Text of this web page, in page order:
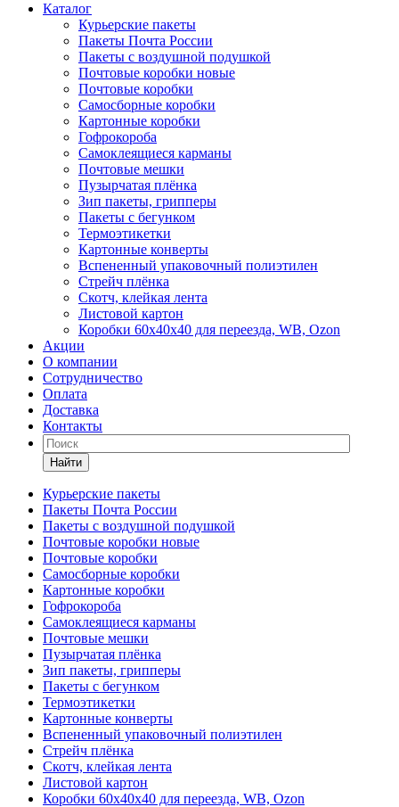
Каталог
Курьерские пакеты
Пакеты Почта России
Пакеты с воздушной подушкой
Почтовые коробки новые
Почтовые коробки
Самосборные коробки
Картонные коробки
Гофрокороба
Самоклеящиеся карманы
Почтовые мешки
Пузырчатая плёнка
Зип пакеты, грипперы
Пакеты с бегунком
Термоэтикетки
Картонные конверты
Вспененный упаковочный полиэтилен
Стрейч плёнка
Скотч, клейкая лента
Листовой картон
Коробки 60х40х40 для переезда, WB, Ozon
Акции
О компании
Сотрудничество
Оплата
Доставка
Контакты
Найти
Курьерские пакеты
Пакеты Почта России
Пакеты с воздушной подушкой
Почтовые коробки новые
Почтовые коробки
Самосборные коробки
Картонные коробки
Гофрокороба
Самоклеящиеся карманы
Почтовые мешки
Пузырчатая плёнка
Зип пакеты, грипперы
Пакеты с бегунком
Термоэтикетки
Картонные конверты
Вспененный упаковочный полиэтилен
Стрейч плёнка
Скотч, клейкая лента
Листовой картон
Коробки 60х40х40 для переезда, WB, Ozon